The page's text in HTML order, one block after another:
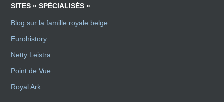
SITES « SPÉCIALISÉS »
Blog sur la famille royale belge
Eurohistory
Netty Leistra
Point de Vue
Royal Ark